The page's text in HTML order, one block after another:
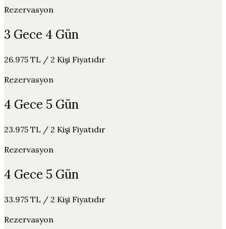
Rezervasyon
3 Gece 4 Gün
26.975 TL / 2 Kişi Fiyatıdır
Rezervasyon
4 Gece 5 Gün
23.975 TL / 2 Kişi Fiyatıdır
Rezervasyon
4 Gece 5 Gün
33.975 TL / 2 Kişi Fiyatıdır
Rezervasyon